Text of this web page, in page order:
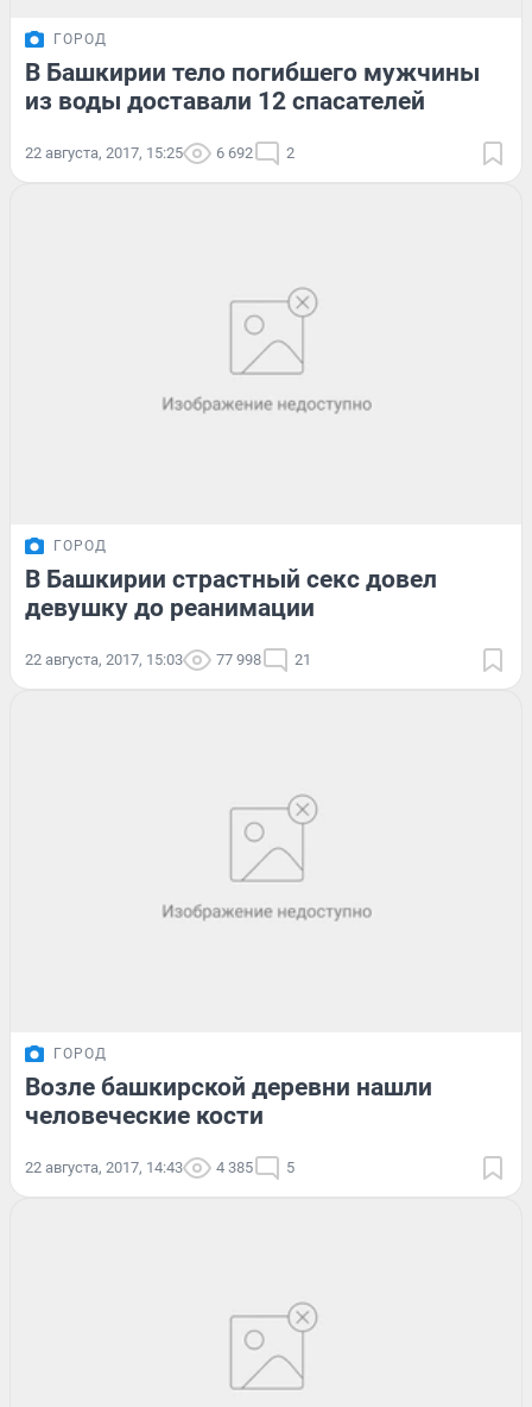
ГОРОД
В Башкирии тело погибшего мужчины
из воды доставали 12 спасателей
22 августа, 2017, 15:25 6 692 2
ГОРОД
В Башкирии страстный секс довел
девушку до реанимации
22 августа, 2017, 15:03 77 998 21
ГОРОД
Возле башкирской деревни нашли
человеческие кости
22 августа, 2017, 14:43 4 385 5